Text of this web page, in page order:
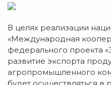
В целях реализации
«Международная
федерального проекта
развитие экспорта
агропромышленного